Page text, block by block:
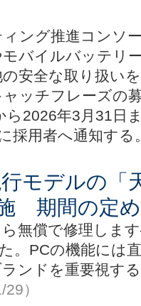
ング推進コンソ
バイルバッテリ
安全な取り扱い
ッチフレーズの
ら2026年3月31日
採用者へ通知する
モデルの「
期間の定
無償で修理しま
。PCの機能には
ンドを重要視す
）